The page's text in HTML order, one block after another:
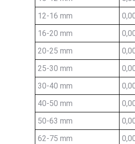
12-16 mm
16-20 mm
20-25 mm
25-30 mm
30-40 mm
40-50 mm
50-63 mm
62-75 mm